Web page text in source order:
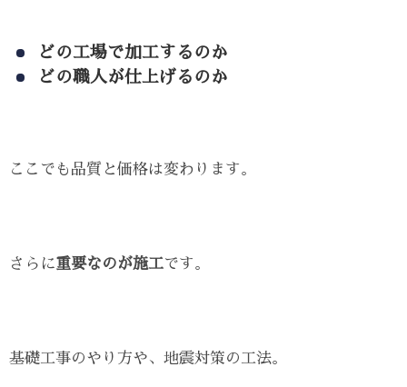
どの工場で加工するのか
どの職人が仕上げるのか
ここでも品質と価格は変わります。
さらに重要なのが施工です。
基礎工事のやり方や、地震対策の工法。